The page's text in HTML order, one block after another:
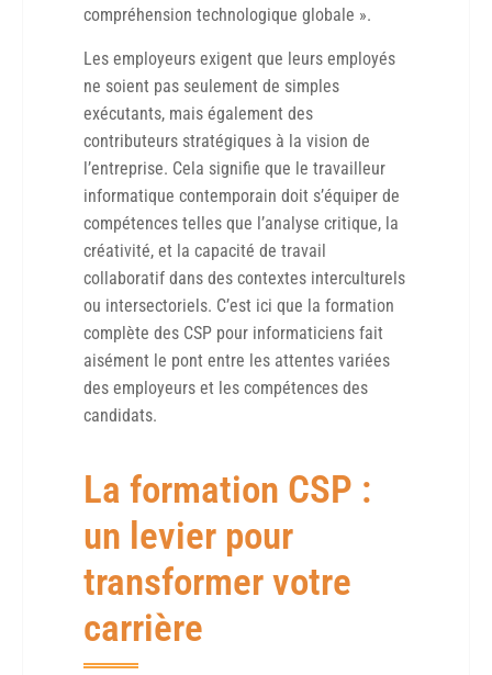
compréhension technologique globale ».
Les employeurs exigent que leurs employés
ne soient pas seulement de simples
exécutants, mais également des
contributeurs stratégiques à la vision de
l’entreprise. Cela signifie que le travailleur
informatique contemporain doit s’équiper de
compétences telles que l’analyse critique, la
créativité, et la capacité de travail
collaboratif dans des contextes interculturels
ou intersectoriels. C’est ici que la formation
complète des CSP pour informaticiens fait
aisément le pont entre les attentes variées
des employeurs et les compétences des
candidats.
La formation CSP :
un levier pour
transformer votre
carrière